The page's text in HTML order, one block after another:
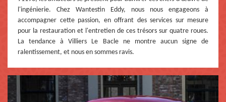
l'ingénierie. Chez Wantestin Eddy, nous nous engageons à
accompagner cette passion, en offrant des services sur mesure
pour la restauration et l'entretien de ces trésors sur quatre roues.
La tendance à Villiers Le Bacle ne montre aucun signe de
ralentissement, et nous en sommes ravis.